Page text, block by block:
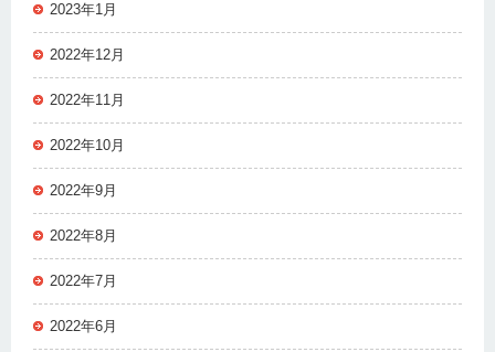
2023年1月
2022年12月
2022年11月
2022年10月
2022年9月
2022年8月
2022年7月
2022年6月